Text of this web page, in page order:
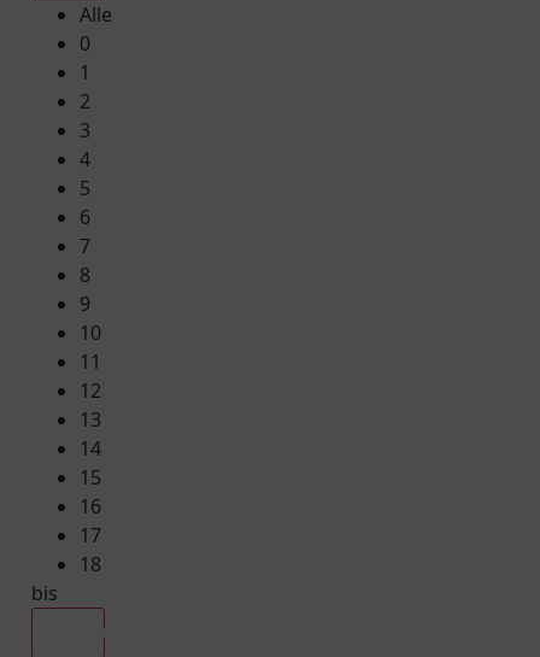
Alle
0
1
2
3
4
5
6
7
8
9
10
11
12
13
14
15
16
17
18
bis